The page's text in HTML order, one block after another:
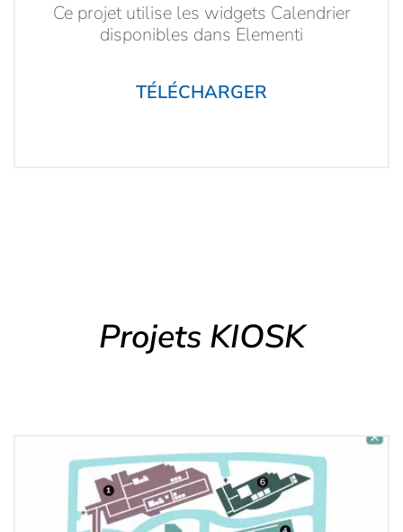
Ce projet utilise les widgets Calendrier
disponibles dans Elementi
TÉLÉCHARGER
Projets KIOSK